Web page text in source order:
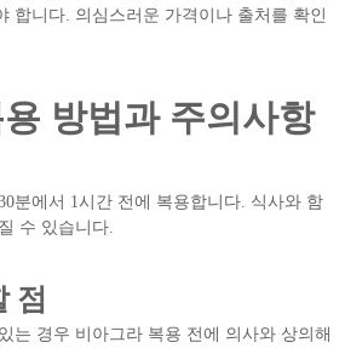
합니다. 의심스러운 가격이나 출처를 확인
방법과 주의사항
분에서 1시간 전에 복용합니다. 식사와 함
수 있습니다.
점
는 경우 비아그라 복용 전에 의사와 상의해